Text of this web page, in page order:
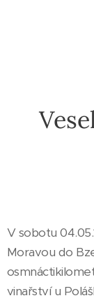
V sobotu
Moravou do
vinařství u